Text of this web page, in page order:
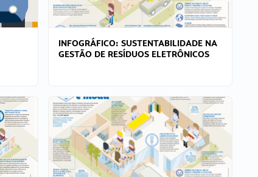
INFOGRÁFICO: SUSTENTABILIDADE NA
GESTÃO DE RESÍDUOS ELETRÔNICOS